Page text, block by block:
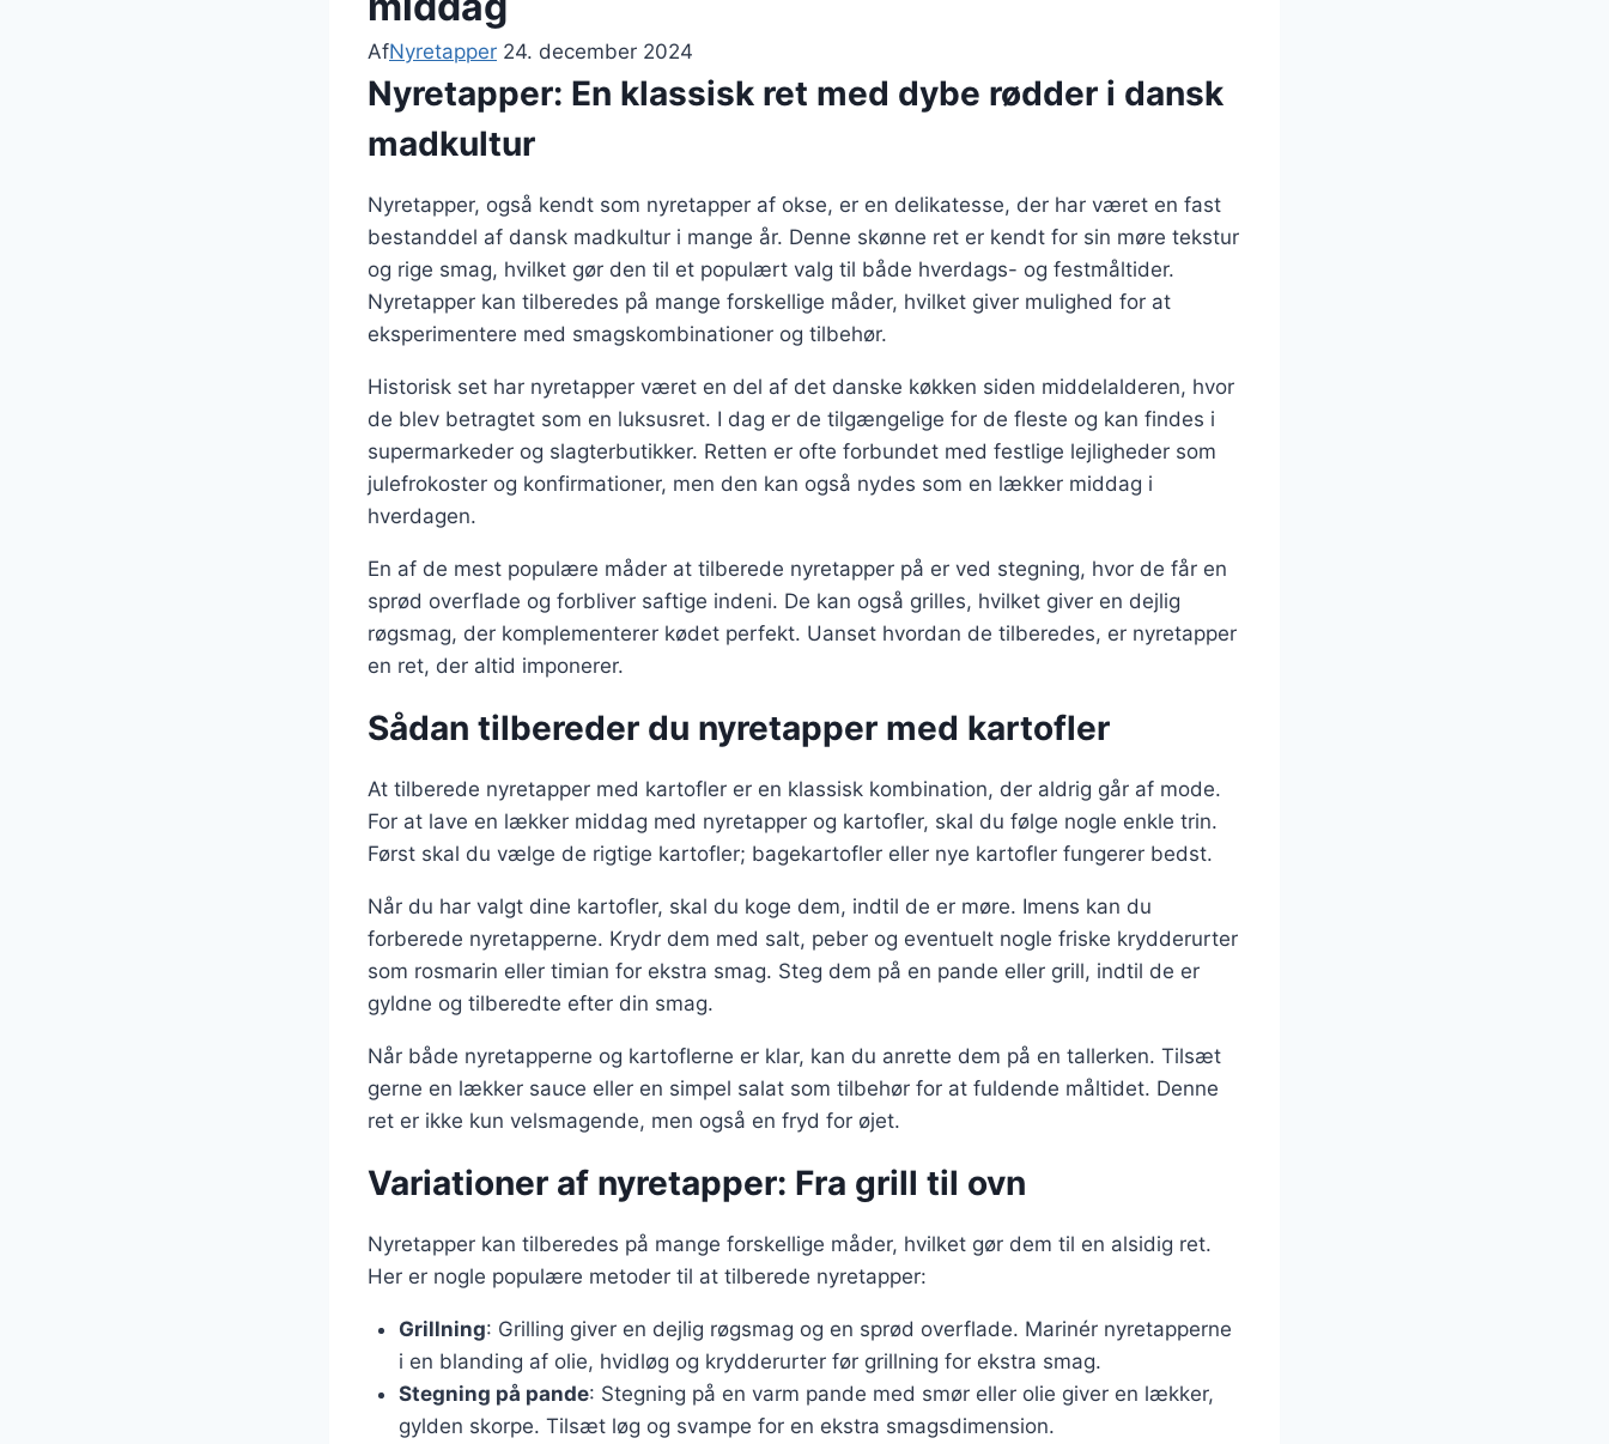
AfNyretapper 24. december 2024
Nyretapper: En klassisk ret med dybe rødder i dansk
madkultur
Nyretapper, også kendt som nyretapper af okse, er en delikatesse, der har været en fast
bestanddel af dansk madkultur i mange år. Denne skønne ret er kendt for sin møre tekstur
og rige smag, hvilket gør den til et populært valg til både hverdags- og festmåltider.
Nyretapper kan tilberedes på mange forskellige måder, hvilket giver mulighed for at
eksperimentere med smagskombinationer og tilbehør.
Historisk set har nyretapper været en del af det danske køkken siden middelalderen, hvor
de blev betragtet som en luksusret. I dag er de tilgængelige for de fleste og kan findes i
supermarkeder og slagterbutikker. Retten er ofte forbundet med festlige lejligheder som
julefrokoster og konfirmationer, men den kan også nydes som en lækker middag i
hverdagen.
En af de mest populære måder at tilberede nyretapper på er ved stegning, hvor de får en
sprød overflade og forbliver saftige indeni. De kan også grilles, hvilket giver en dejlig
røgsmag, der komplementerer kødet perfekt. Uanset hvordan de tilberedes, er nyretapper
en ret, der altid imponerer.
Sådan tilbereder du nyretapper med kartofler
At tilberede nyretapper med kartofler er en klassisk kombination, der aldrig går af mode.
For at lave en lækker middag med nyretapper og kartofler, skal du følge nogle enkle trin.
Først skal du vælge de rigtige kartofler; bagekartofler eller nye kartofler fungerer bedst.
Når du har valgt dine kartofler, skal du koge dem, indtil de er møre. Imens kan du
forberede nyretapperne. Krydr dem med salt, peber og eventuelt nogle friske krydderurter
som rosmarin eller timian for ekstra smag. Steg dem på en pande eller grill, indtil de er
gyldne og tilberedte efter din smag.
Når både nyretapperne og kartoflerne er klar, kan du anrette dem på en tallerken. Tilsæt
gerne en lækker sauce eller en simpel salat som tilbehør for at fuldende måltidet. Denne
ret er ikke kun velsmagende, men også en fryd for øjet.
Variationer af nyretapper: Fra grill til ovn
Nyretapper kan tilberedes på mange forskellige måder, hvilket gør dem til en alsidig ret.
Her er nogle populære metoder til at tilberede nyretapper:
Grillning: Grilling giver en dejlig røgsmag og en sprød overflade. Marinér nyretapperne
i en blanding af olie, hvidløg og krydderurter før grillning for ekstra smag.
Stegning på pande: Stegning på en varm pande med smør eller olie giver en lækker,
gylden skorpe. Tilsæt løg og svampe for en ekstra smagsdimension.